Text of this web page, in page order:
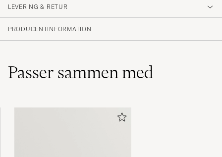
MOGENS GEORG A
LEVERING & RETUR
PRODUCENTINFORMATION
Passer sammen med